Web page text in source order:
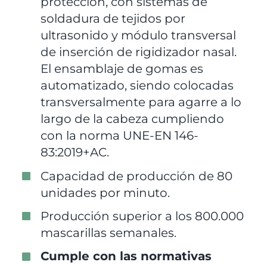
soldadura de tejidos por
ultrasonido y módulo transversal
de inserción de rigidizador nasal.
El ensamblaje de gomas es
automatizado, siendo colocadas
transversalmente para agarre a lo
largo de la cabeza cumpliendo
con la norma UNE-EN 146-
83:2019+AC.
Capacidad de producción de 80
unidades por minuto.
Producción superior a los 800.000
mascarillas semanales.
Cumple con las normativas